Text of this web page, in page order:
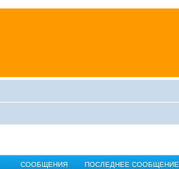
СООБЩЕНИЯ ПОСЛЕДНЕЕ СООБЩЕНИЕ